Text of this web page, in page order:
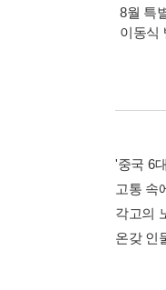
8월 특
이동식
'중국 6
고통 속
각고의
온갖 인